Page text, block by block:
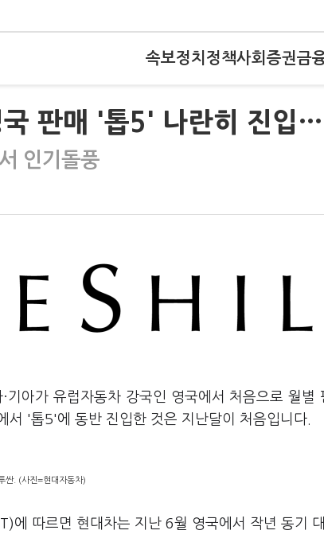
속보정치 정책사회 증권금
국 판매 '톱5' 나란히 진입
인기돌풍
기아가 유럽자동차 강국인 영국에서 처음으로 월별
서 '톱5'에 동반 진입한 것은 지난달이 처음입니다.
싼. (사진=현대자동차)
에 따르면 현대차는 지난 6월 영국에서 작년 동기